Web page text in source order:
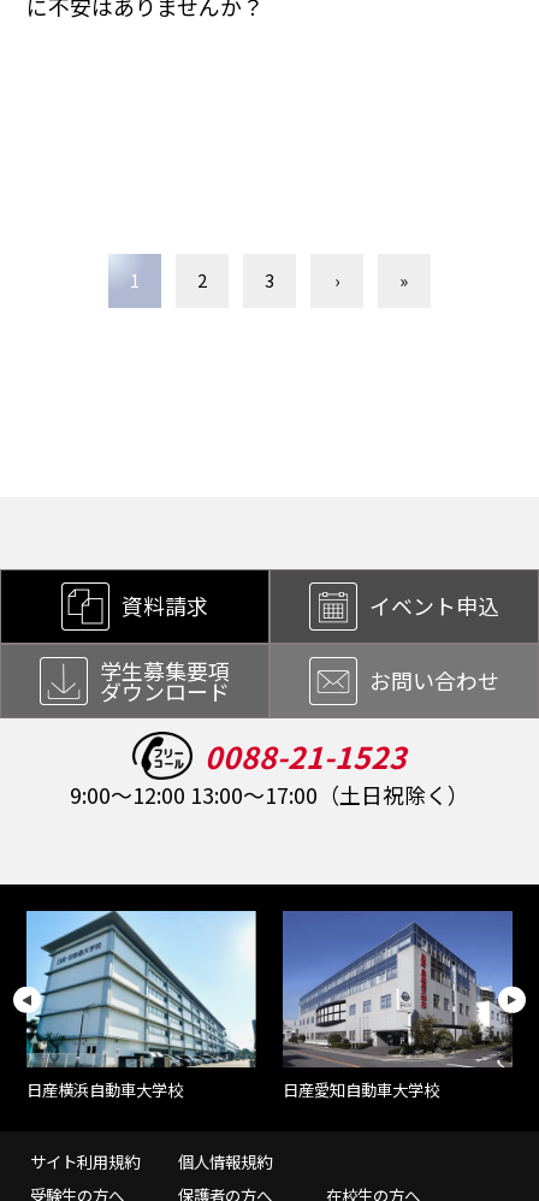
1 2 3 › »
資料請求 イベント申込
学生募集要項
ダウンロード お問い合わせ
0088-21-1523
9:00～12:00 13:00～17:00（土日祝除く）
日産横浜自動車大学校 日産愛知自動車大学校
サイト利用規約
個人情報規約
受験生の方へ
保護者の方へ 在校生の方へ